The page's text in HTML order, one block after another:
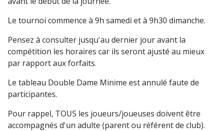
Le tournoi commence à 9h samedi et à 9h30 dimanche.
Pensez à consulter jusqu'au dernier jour avant la
compétition les horaires car ils seront ajusté au mieux
par rapport aux forfaits.
Le tableau Double Dame Minime est annulé faute de
participantes.
Pour rappel, TOUS les joueurs/joueuses doivent être
accompagnés d'un adulte (parent ou référent de club).